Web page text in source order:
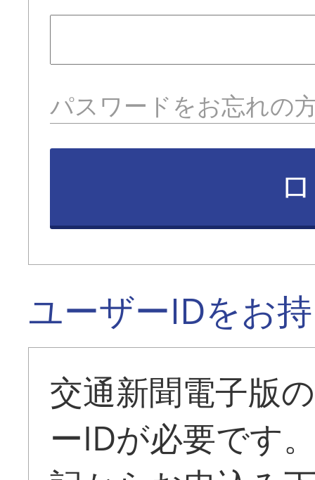
パスワードをお忘れの
ユーザーIDをお
交通新聞電子版
ーIDが必要です